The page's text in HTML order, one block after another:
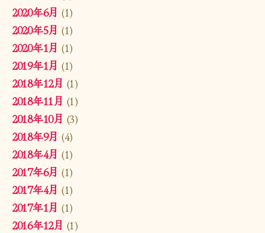
2020年6月 (1)
2020年5月 (1)
2020年1月 (1)
2019年1月 (1)
2018年12月 (1)
2018年11月 (1)
2018年10月 (3)
2018年9月 (4)
2018年4月 (1)
2017年6月 (1)
2017年4月 (1)
2017年1月 (1)
2016年12月 (1)